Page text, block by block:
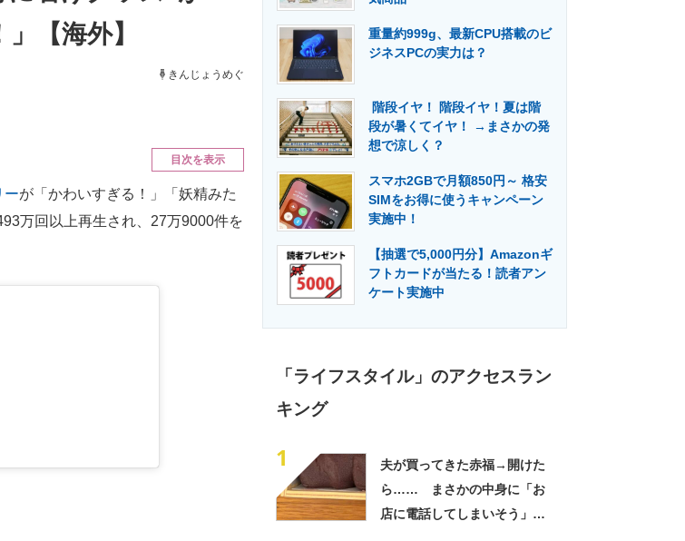
エネルギーの専門メディア 建設×テクノロジーの最前線
【海外】
きんじょうめぐ
目次を表示
ーが「かわいすぎる！」「妖精みた
万回以上再生され、27万9000件を
重量約999g、最新CPU搭載のビ
ジネスPCの実力は？
階段イヤ！ 階段イヤ！夏は階
段が暑くてイヤ！ →まさかの発
想で涼しく？
スマホ2GBで月額850円～ 格安
SIMをお得に使うキャンペーン
実施中！
【抽選で5,000円分】Amazonギ
フトカードが当たる！読者アン
ケート実施中
「ライフスタイル」のアクセスラン
キング
1
夫が買ってきた赤福→開けた
ら…… まさかの中身に「お
店に電話してしまいそう」